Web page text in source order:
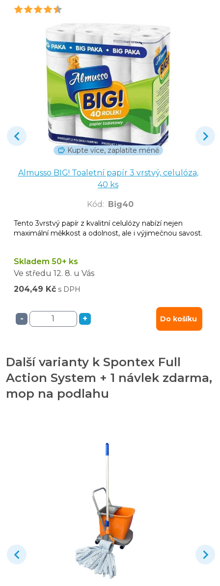
Kupte více, zaplatíte méně
Almusso BIG! Toaletní papír 3 vrstvý, celulóza,
40 ks
Kód : Big40
Tento 3vrstvý papír z kvalitní celulózy nabízí nejen
maximální měkkost a odolnost, ale i výjimečnou savost.
Skladem 50+ ks
Ve středu 12. 8. u Vás
204,49 Kč s DPH
- + Do košíku
Další varianty k Spontex Full
Action System + 1 návlek zdarma,
mop na podlahu